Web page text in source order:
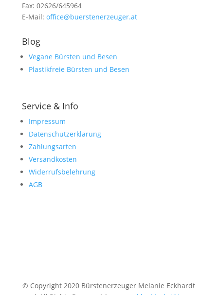
Fax: 02626/645964
E-Mail: office@buerstenerzeuger.at
Blog
Vegane Bürsten und Besen
Plastikfreie Bürsten und Besen
Service & Info
Impressum
Datenschutzerklärung
Zahlungsarten
Versandkosten
Widerrufsbelehrung
AGB
© Copyright 2020 Bürstenerzeuger Melanie Eckhardt